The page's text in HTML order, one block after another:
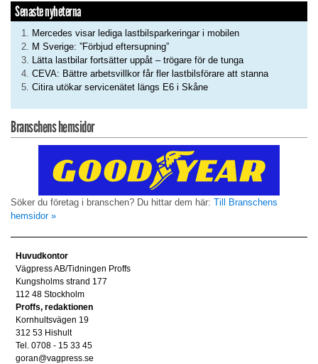
Senaste nyheterna
Mercedes visar lediga lastbilsparkeringar i mobilen
M Sverige: ”Förbjud eftersupning”
Lätta lastbilar fortsätter uppåt – trögare för de tunga
CEVA: Bättre arbetsvillkor får fler lastbilsförare att stanna
Citira utökar servicenätet längs E6 i Skåne
Branschens hemsidor
Söker du företag i branschen? Du hittar dem här: Till Branschens
hemsidor »
Huvudkontor
Vägpress AB/Tidningen Proffs
Kungsholms strand 177
112 48 Stockholm
Proffs, redaktionen
Kornhultsvägen 19
312 53 Hishult
Tel. 0708 - 15 33 45
goran@vagpress.se